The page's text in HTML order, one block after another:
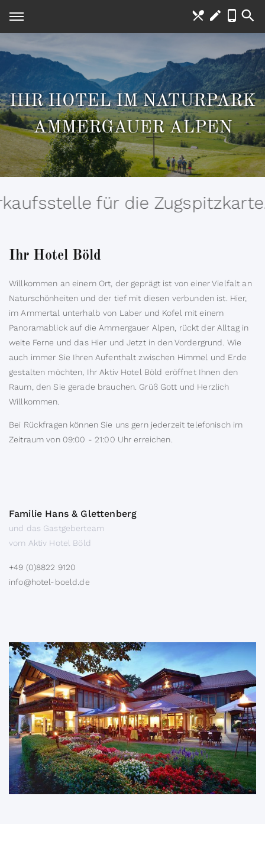
IHR HOTEL IM NATURPARK
AMMERGAUER ALPEN
für die Zugspitzkarte.
Ihr Hotel Böld
Willkommen an einem Ort, der geprägt ist von einer Vielfalt an
Naturschönheiten und der tief mit diesen verbunden ist. Hier,
im Ammertal unterhalb von Laber und Kofel mit einem
Panoramablick auf die Ammergauer Alpen, rückt der Alltag in
weite Ferne und das Hier und Jetzt in den Vordergrund. Wie
auch immer Sie Ihren Aufenthalt zwischen Himmel und Erde
gestalten möchten, Ihr Aktiv Hotel Böld eröffnet Ihnen den
Raum, den Sie gerade brauchen. Grüß Gott und Herzlich
Willkommen.
Bei Rückfragen können Sie uns gern jederzeit telefonisch im
Zeitraum von 09:00 - 21:00 Uhr erreichen.
Familie Hans & Glettenberg
und das Gastgeberteam
vom Aktiv Hotel Böld
+49 (0)8822 9120
info@hotel-boeld.de